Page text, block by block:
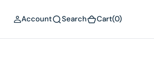
Account Search Cart(0)